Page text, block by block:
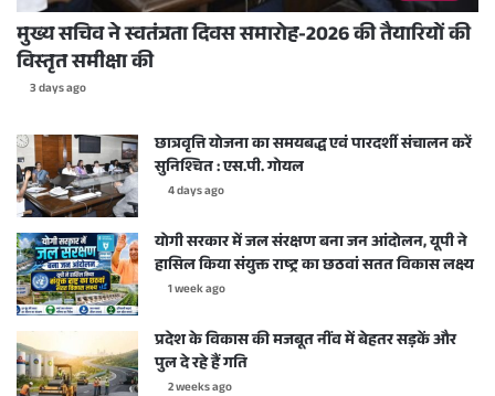
मुख्य सचिव ने स्वतंत्रता दिवस समारोह-2026 की तैयारियों की
विस्तृत समीक्षा की
3 days ago
छात्रवृत्ति योजना का समयबद्ध एवं पारदर्शी संचालन करें
सुनिश्चित : एस.पी. गोयल
4 days ago
योगी सरकार में जल संरक्षण बना जन आंदोलन, यूपी ने
हासिल किया संयुक्त राष्ट्र का छठवां सतत विकास लक्ष्य
1 week ago
प्रदेश के विकास की मजबूत नींव में बेहतर सड़कें और
पुल दे रहे हैं गति
2 weeks ago